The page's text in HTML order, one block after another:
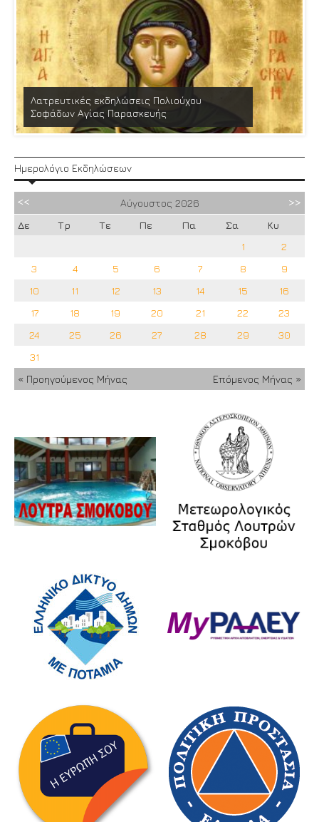
Λατρευτικές εκδηλώσεις Πολιούχου
Σοφάδων Αγίας Παρασκευής
Ημερολόγιο Εκδηλώσεων
Αύγουστος 2026
Δε
Τρ Τε Πε Πα Σα
Κυ
1
2
3
4 5 6 7 8
9
10
11 12 13 14 15
16
17
18 19 20 21 22
23
24
25 26 27 28 29
30
31
« Προηγούμενος Μήνας
Επόμενος Μήνας »